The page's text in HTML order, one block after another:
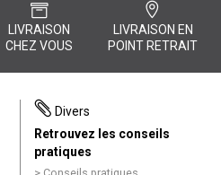
LIVRAISON
CHEZ VOUS
LIVRAISON EN
POINT RETRAIT
Divers
Retrouvez les conseils
pratiques